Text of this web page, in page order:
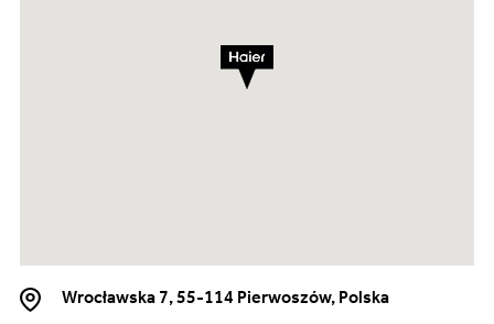
Wrocławska 7, 55-114 Pierwoszów, Polska